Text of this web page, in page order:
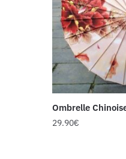
Ombrelle
29.90€